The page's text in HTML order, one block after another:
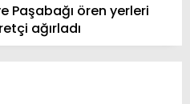
Paşabağı ören yerleri
ağırladı